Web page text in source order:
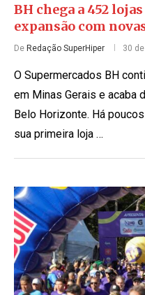
BH chega a 452
expansão com
De Redação SuperHiper 30
O Supermercados BH
em Minas Gerais e acaba
Belo Horizonte. Há
sua primeira loja …